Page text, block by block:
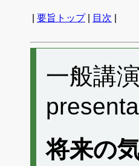
要旨トップ| 目次
一般講
将来の